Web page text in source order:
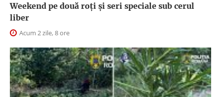
Weekend pe două roți și seri speciale sub cerul
liber
Acum 2 zile, 8 ore